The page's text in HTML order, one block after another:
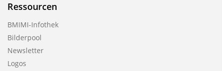
Ressourcen
BMIMI-Infothek
Bilderpool
Newsletter
Logos